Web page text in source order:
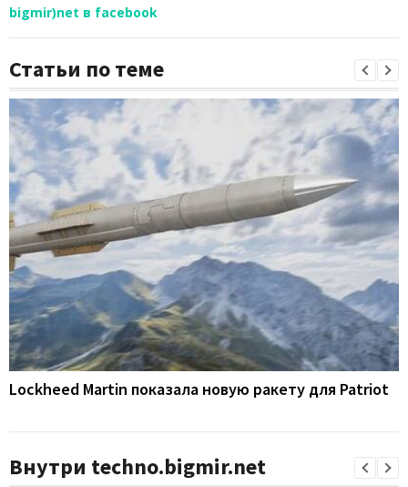
bigmir)net в facebook
Статьи по теме
Lockheed Martin показала новую ракету для Patriot
Внутри techno.bigmir.net